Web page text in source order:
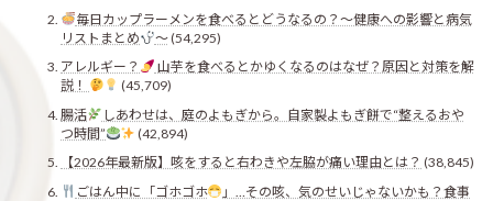
毎日カップラーメンを食べるとどうなるの？〜健康への影響と病気
リストまとめ
〜(54,295)
アレルギー？
山芋を食べるとかゆくなるのはなぜ？原因と対策を解
説！
(45,709)
腸活
しあわせは、庭のよもぎから。自家製よもぎ餅で“整えるおや
つ時間”
(42,894)
【2026年最新版】咳をすると右わきや左脇が痛い理由とは？ (38,845)
ごはん中に「ゴホゴホ
」…その咳、気のせいじゃないかも？食事